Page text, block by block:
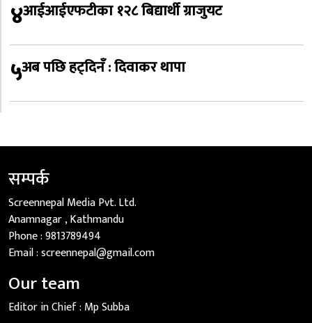
४आईआईएफटीका १२८ बिद्यार्थी ग्राजुयट
५अब पछि हट्दिनँ : दिवाकर थापा
सम्पर्क
Screennepal Media Pvt. Ltd.
Anamnagar , Kathmandu
Phone :9813789494
Email :screennepal@gmail.com
Our team
Editor in Chief : Mp Subba